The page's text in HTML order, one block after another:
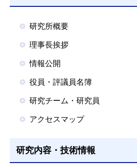
研究所概要
理事長挨拶
情報公開
役員・評議員名簿
研究チーム・研究員
アクセスマップ
研究内容・技術情報